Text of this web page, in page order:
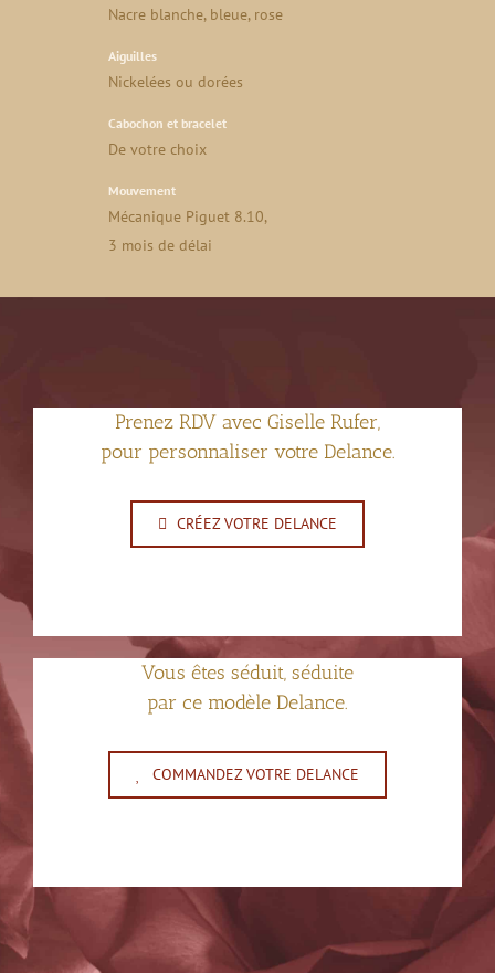
Nacre blanche, bleue, rose
Aiguilles
Nickelées ou dorées
Cabochon et bracelet
De votre choix
Mouvement
Mécanique Piguet 8.10,
3 mois de délai
Prenez RDV avec Giselle Rufer,
pour personnaliser votre Delance.
CRÉEZ VOTRE DELANCE
Vous êtes séduit, séduite
par ce modèle Delance.
COMMANDEZ VOTRE DELANCE